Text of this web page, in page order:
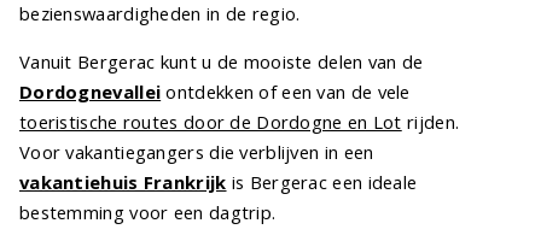
bezienswaardigheden in de regio.
Vanuit Bergerac kunt u de mooiste delen van de
Dordognevallei ontdekken of een van de vele
toeristische routes door de Dordogne en Lot rijden.
Voor vakantiegangers die verblijven in een
vakantiehuis Frankrijk is Bergerac een ideale
bestemming voor een dagtrip.